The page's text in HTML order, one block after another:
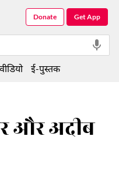
और अदीब
Get App
Donate
वीडियो ई-पुस्तक